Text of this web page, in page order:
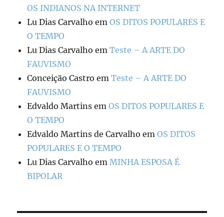
OS INDIANOS NA INTERNET
Lu Dias Carvalho emOS DITOS POPULARES E
O TEMPO
Lu Dias Carvalho emTeste – A ARTE DO
FAUVISMO
Conceição Castro emTeste – A ARTE DO
FAUVISMO
Edvaldo Martins emOS DITOS POPULARES E
O TEMPO
Edvaldo Martins de Carvalho emOS DITOS
POPULARES E O TEMPO
Lu Dias Carvalho emMINHA ESPOSA É
BIPOLAR